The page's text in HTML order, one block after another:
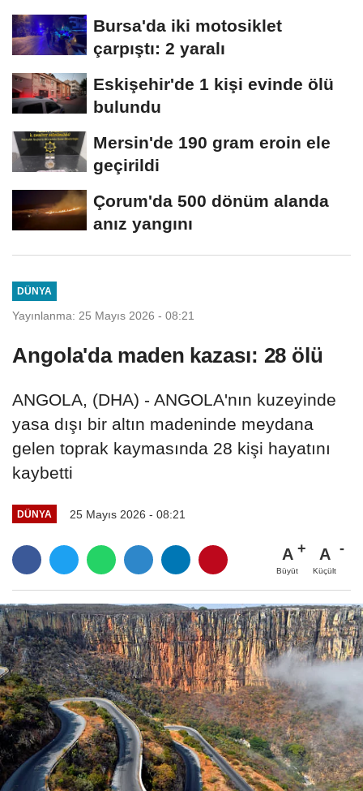
Bursa'da iki motosiklet
çarpıştı: 2 yaralı
Eskişehir'de 1 kişi evinde ölü
bulundu
Mersin'de 190 gram eroin ele
geçirildi
Çorum'da 500 dönüm alanda
anız yangını
DÜNYA
Yayınlanma: 25 Mayıs 2026 - 08:21
Angola'da maden kazası: 28 ölü
ANGOLA, (DHA) - ANGOLA'nın kuzeyinde
yasa dışı bir altın madeninde meydana
gelen toprak kaymasında 28 kişi hayatını
kaybetti
DÜNYA 25 Mayıs 2026 - 08:21
A
Büyüt
A
Küçült